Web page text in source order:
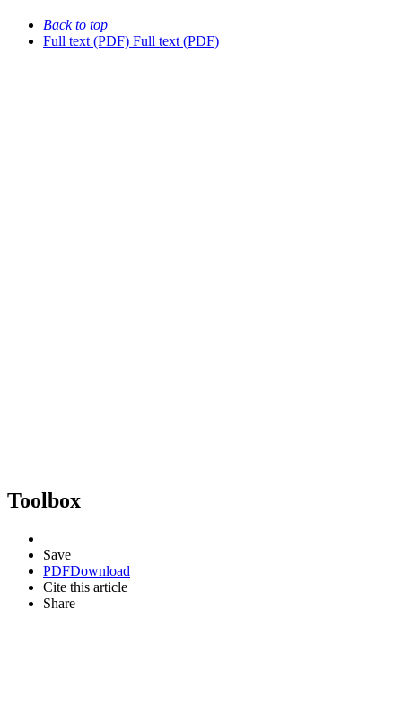
Back to top
Full text (PDF) Full text (PDF)
Toolbox
Save
PDFDownload
Cite this article
Share